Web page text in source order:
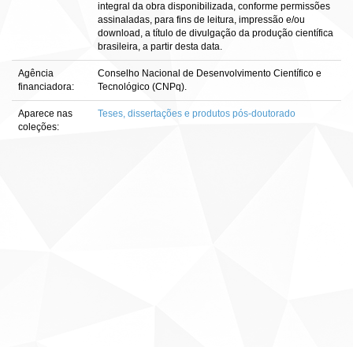
integral da obra disponibilizada, conforme permissões
assinaladas, para fins de leitura, impressão e/ou
download, a título de divulgação da produção científica
brasileira, a partir desta data.
Agência
financiadora:
Conselho Nacional de Desenvolvimento Científico e
Tecnológico (CNPq).
Aparece nas
coleções:
Teses, dissertações e produtos pós-doutorado